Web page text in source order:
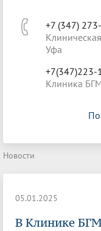
+7 (347)
Уфа
+7(347)223-
Клиника
Новости
05.01.2025
В Клинике